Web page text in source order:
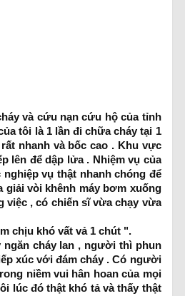
và cứu nạn cứu hộ của tỉnh
tôi là 1 lần đi chữa cháy tại 1
nhanh và bốc cao . Khu vực
lên để dập lửa . Nhiệm vụ của
vụ thật nhanh chóng để
vòi khênh máy bơm xuống
việc , có chiến sĩ vừa chạy vừa
chịu khó vất vả 1 chút ".
cháy lan , người thì phun
xúc với đám cháy . Có người
niềm vui hân hoan của mọi
lúc đó thật khó tả và thấy thật